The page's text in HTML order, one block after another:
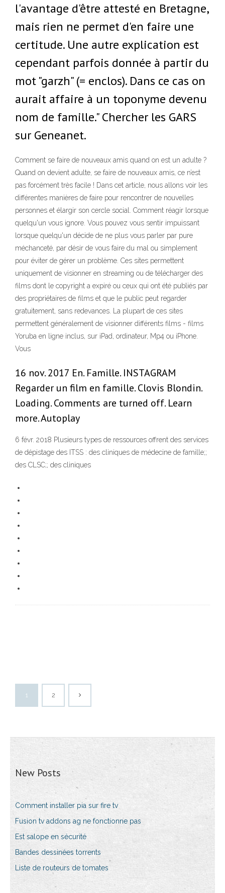
l'avantage d'être attesté en Bretagne,
mais rien ne permet d'en faire une
certitude. Une autre explication est
cependant parfois donnée à partir du
mot "garzh" (= enclos). Dans ce cas on
aurait affaire à un toponyme devenu
nom de famille." Chercher les GARS
sur Geneanet.
Comment se faire de nouveaux amis quand on est un adulte ?
Quand on devient adulte, se faire de nouveaux amis, ce n’est
pas forcément très facile ! Dans cet article, nous allons voir les
différentes manières de faire pour rencontrer de nouvelles
personnes et élargir son cercle social. Comment réagir lorsque
quelqu'un vous ignore. Vous pouvez vous sentir impuissant
lorsque quelqu'un décide de ne plus vous parler par pure
méchanceté, par désir de vous faire du mal ou simplement
pour éviter de gérer un problème. Ces sites permettent
uniquement de visionner en streaming ou de télécharger des
films dont le copyright a expiré ou ceux qui ont été publiés par
des propriétaires de films et que le public peut regarder
gratuitement, sans redevances. La plupart de ces sites
permettent généralement de visionner différents films - films
Yoruba en ligne inclus, sur iPad, ordinateur, Mp4 ou iPhone.
Vous
16 nov. 2017 En. Famille. INSTAGRAM
Regarder un film en famille. Clovis Blondin.
Loading. Comments are turned off. Learn
more. Autoplay
6 févr. 2018 Plusieurs types de ressources offrent des services
de dépistage des ITSS : des cliniques de médecine de famille;;
des CLSC;; des cliniques
1 2
New Posts
Comment installer pia sur fire tv
Fusion tv addons ag ne fonctionne pas
Est salope en sécurité
Bandes dessinées torrents
Liste de routeurs de tomates